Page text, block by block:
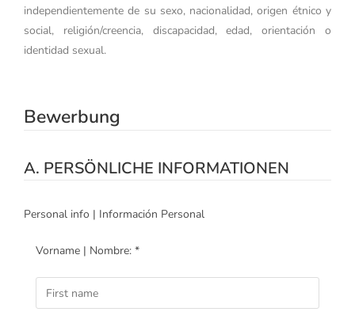
independientemente de su sexo, nacionalidad, origen étnico y
social, religión/creencia, discapacidad, edad, orientación o
identidad sexual.
Bewerbung
A. PERSÖNLICHE INFORMATIONEN
Personal info | Información Personal
Vorname | Nombre: *